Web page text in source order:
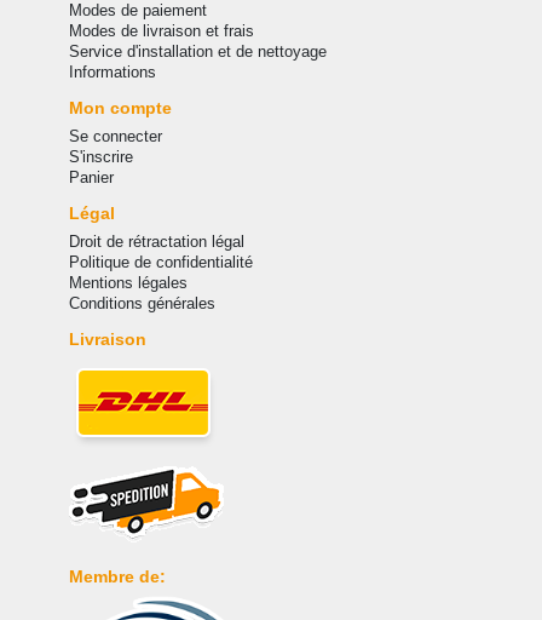
Modes de paiement
Modes de livraison et frais
Service d'installation et de nettoyage
Informations
Mon compte
Se connecter
S'inscrire
Panier
Légal
Droit de rétractation légal
Politique de confidentialité
Mentions légales
Conditions générales
Livraison
Membre de: